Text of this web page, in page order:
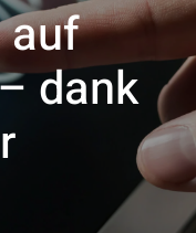
auf
dank